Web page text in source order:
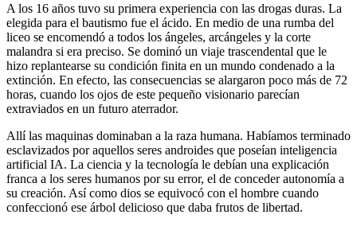
A los 16 años tuvo su primera experiencia con las drogas duras. La
elegida para el bautismo fue el ácido. En medio de una rumba del
liceo se encomendó a todos los ángeles, arcángeles y la corte
malandra si era preciso. Se dominó un viaje trascendental que le
hizo replantearse su condición finita en un mundo condenado a la
extinción. En efecto, las consecuencias se alargaron poco más de 72
horas, cuando los ojos de este pequeño visionario parecían
extraviados en un futuro aterrador.
Allí las maquinas dominaban a la raza humana. Habíamos terminado
esclavizados por aquellos seres androides que poseían inteligencia
artificial IA. La ciencia y la tecnología le debían una explicación
franca a los seres humanos por su error, el de conceder autonomía a
su creación. Así como dios se equivocó con el hombre cuando
confeccionó ese árbol delicioso que daba frutos de libertad.